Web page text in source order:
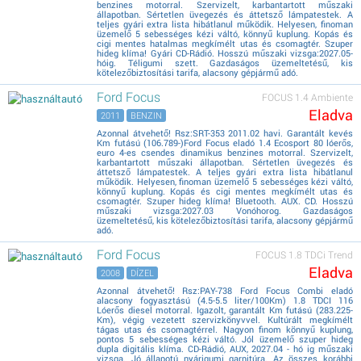
benzines motorral. Szervizelt, karbantartott műszaki
állapotban. Sértetlen üvegezés és áttetsző lámpatestek. A
teljes gyári extra lista hibátlanul működik. Helyesen, finoman
üzemelő 5 sebességes kézi váltó, könnyű kuplung. Kopás és
cigi mentes hatalmas megkímélt utas és csomagtér. Szuper
hideg klíma! Gyári CD-Rádió. Hosszú műszaki vizsga:2027.05-
hóig. Téligumi szett. Gazdaságos üzemeltetésű, kis
kötelezőbiztosítási tarifa, alacsony gépjármű adó.
Ford Focus FOCUS 1.4 Ambiente
Eladva
2011 BENZIN
Azonnal átvehető! Rsz:SRT-353 2011.02 havi. Garantált kevés
Km futású (106.789-)Ford Focus eladó 1.4 Ecosport 80 lóerős,
euro 4-es csendes dinamikus benzines motorral. Szervizelt,
karbantartott műszaki állapotban. Sértetlen üvegezés és
áttetsző lámpatestek. A teljes gyári extra lista hibátlanul
működik. Helyesen, finoman üzemelő 5 sebességes kézi váltó,
könnyű kuplung. Kopás és cigi mentes megkímélt utas és
csomagtér. Szuper hideg klíma! Bluetooth. AUX. CD. Hosszú
műszaki vizsga:2027.03 Vonóhorog. Gazdaságos
üzemeltetésű, kis kötelezőbiztosítási tarifa, alacsony gépjármű
adó.
Ford Focus FOCUS 1.8 TDCi Trend
Eladva
2008 DÍZEL
Azonnal átvehető! Rsz:PAY-738 Ford Focus Combi eladó
alacsony fogyasztású (4.5-5.5 liter/100Km) 1.8 TDCI 116
Lóerős diesel motorral. Igazolt, garantált Km futású (283.225-
Km), végig vezetett szervizkönyvvel. Kultúrált megkímélt
tágas utas és csomagtérrel. Nagyon finom könnyű kuplung,
pontos 5 sebességes kézi váltó. Jól üzemelő szuper hideg
dupla digitális klíma. CD-Rádió, AUX, 2027.04 - hó ig műszaki
vizsga. Jó állapotú nyárigumi garnitúra. Az összes korábbi